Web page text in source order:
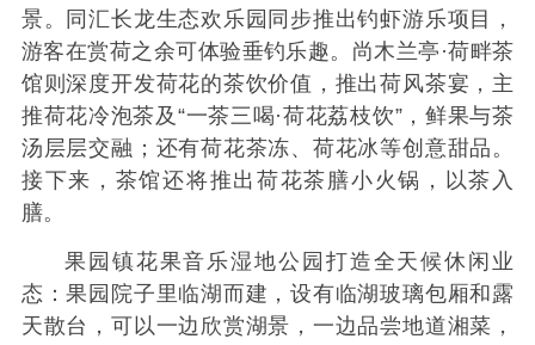
景。同汇长龙生态欢乐园同步推出钓虾游乐项目，
游客在赏荷之余可体验垂钓乐趣。尚木兰亭·荷畔茶
馆则深度开发荷花的茶饮价值，推出荷风茶宴，主
推荷花冷泡茶及“一茶三喝·荷花荔枝饮”，鲜果与茶
汤层层交融；还有荷花茶冻、荷花冰等创意甜品。
接下来，茶馆还将推出荷花茶膳小火锅，以茶入
膳。
果园镇花果音乐湿地公园打造全天候休闲业
态：果园院子里临湖而建，设有临湖玻璃包厢和露
天散台，可以一边欣赏湖景，一边品尝地道湘菜，